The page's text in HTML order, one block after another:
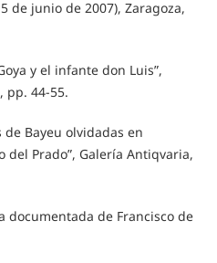
de junio de 2007), Zaragoza,
y el infante don Luis”,
pp. 44-55.
de Bayeu olvidadas en
del Prado”, Galería Antiqvaria,
documentada de Francisco de